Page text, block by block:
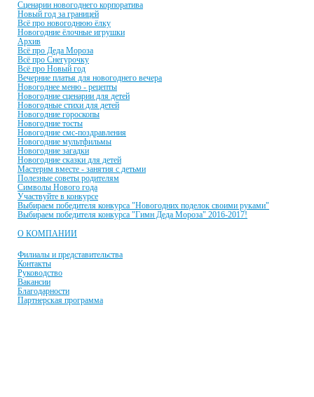
Сценарии новогоднего корпоратива
Новый год за границей
Всё про новогоднюю ёлку
Новогодние ёлочные игрушки
Архив
Всё про Деда Мороза
Всё про Снегурочку
Всё про Новый год
Вечерние платья для новогоднего вечера
Новогоднее меню - рецепты
Новогодние сценарии для детей
Новогодные стихи для детей
Новогодние гороскопы
Новогодние тосты
Новогодние смс-поздравления
Новогодние мультфильмы
Новогодние загадки
Новогодние сказки для детей
Мастерим вместе - занятия с детьми
Полезные советы родителям
Символы Нового года
Участвуйте в конкурсе
Выбираем победителя конкурса "Новогодних поделок своими руками"
Выбираем победителя конкурса "Гимн Деда Мороза" 2016-2017!
О КОМПАНИИ
Филиалы и представительства
Контакты
Руководство
Вакансии
Благодарности
Партнерская программа